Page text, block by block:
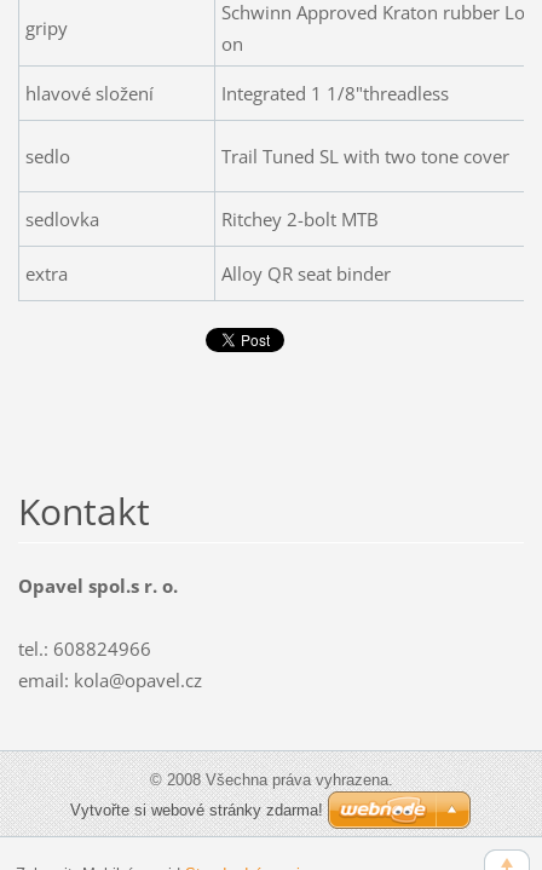
gripy
Schwinn Approved Kraton rubber Lock
on
hlavové složení Integrated 1 1/8"threadless
sedlo Trail Tuned SL with two tone cover
sedlovka Ritchey 2-bolt MTB
extra Alloy QR seat binder
Kontakt
Opavel spol.s r. o.
tel.: 608824966
email: kola@opavel.cz
© 2008 Všechna práva vyhrazena.
Vytvořte si webové stránky zdarma!